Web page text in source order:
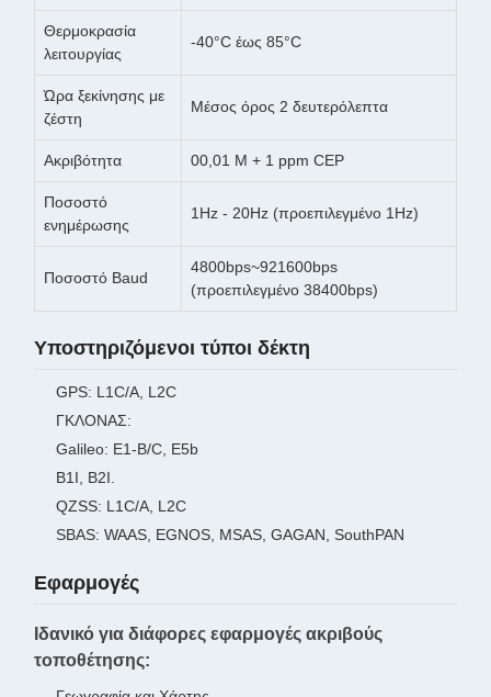
Θερμοκρασία
λειτουργίας
-40°C έως 85°C
Ώρα ξεκίνησης με
ζέστη
Μέσος όρος 2 δευτερόλεπτα
Ακριβότητα 00,01 M + 1 ppm CEP
Ποσοστό
ενημέρωσης
1Hz - 20Hz (προεπιλεγμένο 1Hz)
Ποσοστό Baud
4800bps~921600bps
(προεπιλεγμένο 38400bps)
Υποστηριζόμενοι τύποι δέκτη
GPS: L1C/A, L2C
ΓΚΛΟΝΑΣ:
Galileo: E1-B/C, E5b
Β1Ι, Β2Ι.
QZSS: L1C/A, L2C
SBAS: WAAS, EGNOS, MSAS, GAGAN, SouthPAN
Εφαρμογές
Ιδανικό για διάφορες εφαρμογές ακριβούς
τοποθέτησης: